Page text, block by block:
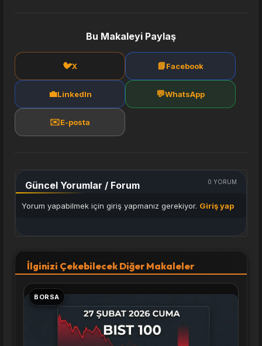
Bu Makaleyi Paylaş
🐦X 📘Facebook
💼LinkedIn 💬WhatsApp
✉️E-posta
Güncel Yorumlar / Forum 0 YORUM
Yorum yapabilmek için giriş yapmanız gerekiyor. Giriş yap
İlginizi Çekebilecek Diğer Makaleler
BORSA